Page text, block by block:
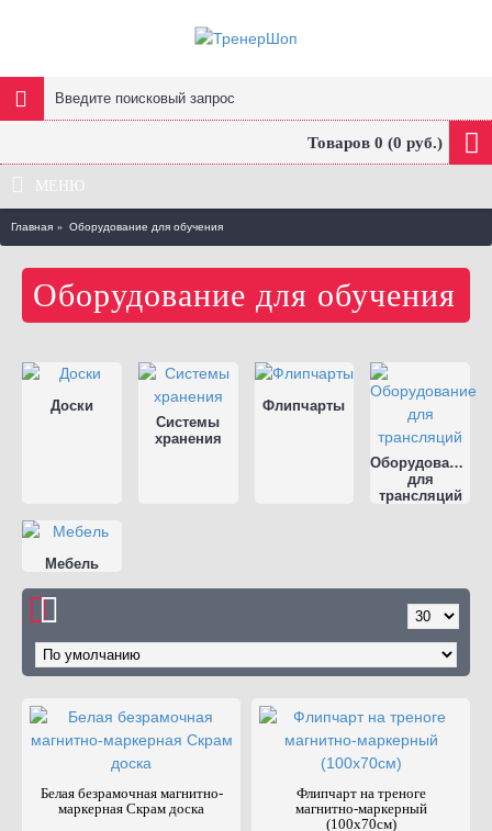
Товаров 0 (0 руб.)
МЕНЮ
Главная Оборудование для обучения
Оборудование для обучения
Доски
Системы
хранения
Флипчарты
Оборудование
для
трансляций
Мебель
Белая безрамочная магнитно-
маркерная Скрам доска
Флипчарт на треноге
магнитно-маркерный
(100х70см)